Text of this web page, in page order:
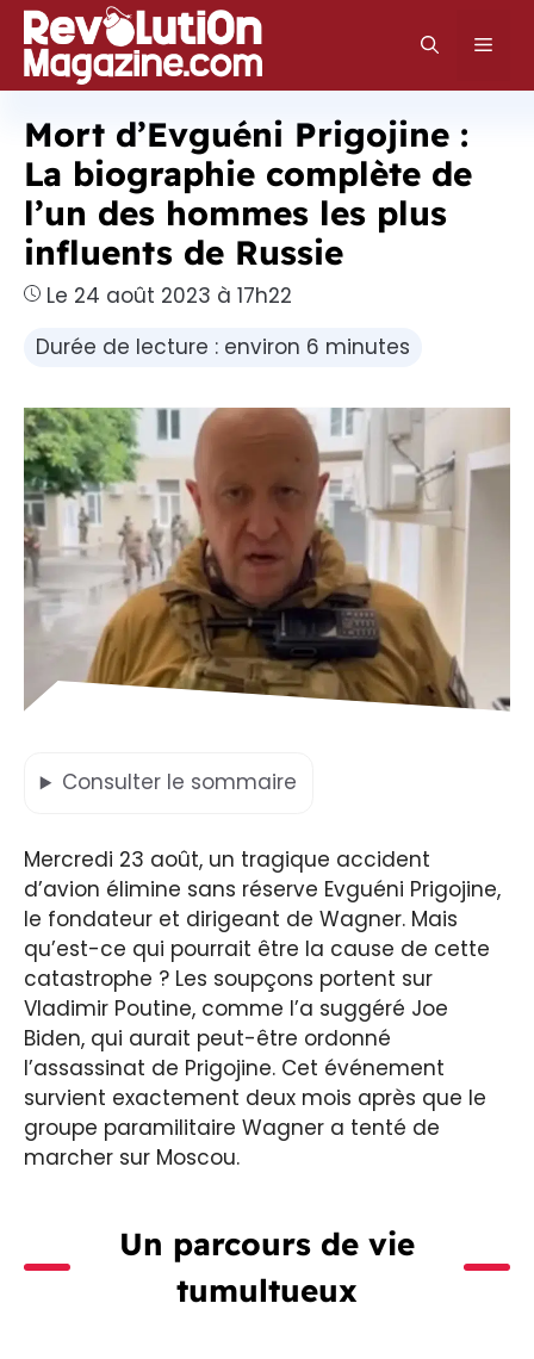
Aller
au
contenu
Mort d’Evguéni Prigojine :
La biographie complète de
l’un des hommes les plus
influents de Russie
Le 24 août 2023 à 17h22
Durée de lecture : environ 6 minutes
Consulter le sommaire
Mercredi 23 août, un tragique accident
d’avion élimine sans réserve Evguéni Prigojine,
le fondateur et dirigeant de Wagner. Mais
qu’est-ce qui pourrait être la cause de cette
catastrophe ? Les soupçons portent sur
Vladimir Poutine, comme l’a suggéré Joe
Biden, qui aurait peut-être ordonné
l’assassinat de Prigojine. Cet événement
survient exactement deux mois après que le
groupe paramilitaire Wagner a tenté de
marcher sur Moscou.
Un parcours de vie
tumultueux